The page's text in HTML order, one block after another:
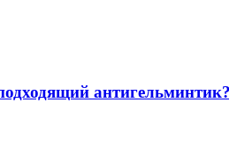
антигельминтик?